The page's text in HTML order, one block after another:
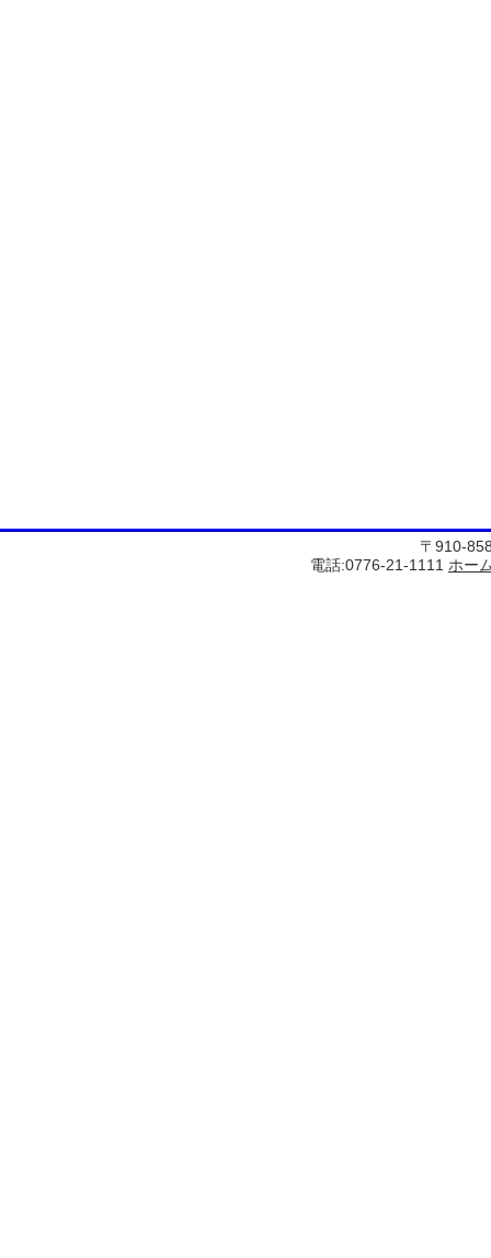
〒910-
電話:0776-21-1111 ホー